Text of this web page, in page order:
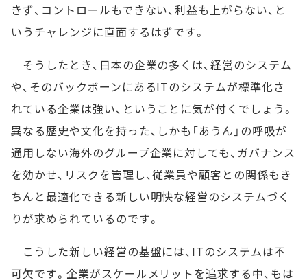
きず、コントロールもできない、利益も上がらない、と
いうチャレンジに直面するはずです。
そうしたとき、日本の企業の多くは、経営のシステム
や、そのバックボーンにあるITのシステムが標準化さ
れている企業は強い、ということに気が付くでしょう。
異なる歴史や文化を持った、しかも「あうん」の呼吸が
通用しない海外のグループ企業に対しても、ガバナンス
を効かせ、リスクを管理し、従業員や顧客との関係もき
ちんと最適化できる新しい明快な経営のシステムづく
りが求められているのです。
こうした新しい経営の基盤には、ITのシステムは不
可欠です。企業がスケールメリットを追求する中、もは